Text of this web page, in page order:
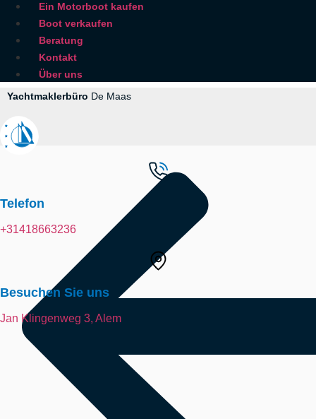
Ein Motorboot kaufen
Boot verkaufen
Beratung
Kontakt
Über uns
Yachtmaklerbüro De Maas
Telefon
+31418663236
Besuchen Sie uns
Jan Klingenweg 3, Alem